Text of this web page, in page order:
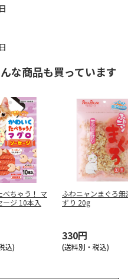
な商品も買っています
べちゃう！ マ
ージ 10本入
込)
ふわニャンまぐろ無
ずり 20g
330円
(送料別・税込)